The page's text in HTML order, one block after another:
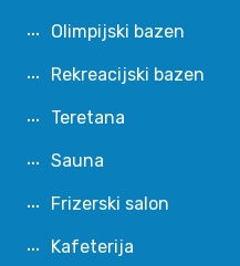
Olimpijski bazen
Rekreacijski bazen
Teretana
Sauna
Frizerski salon
Kafeterija